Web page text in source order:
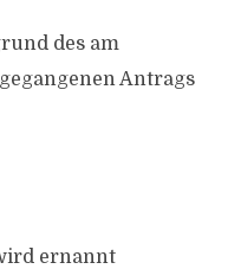
des am
Antrags
ernannt